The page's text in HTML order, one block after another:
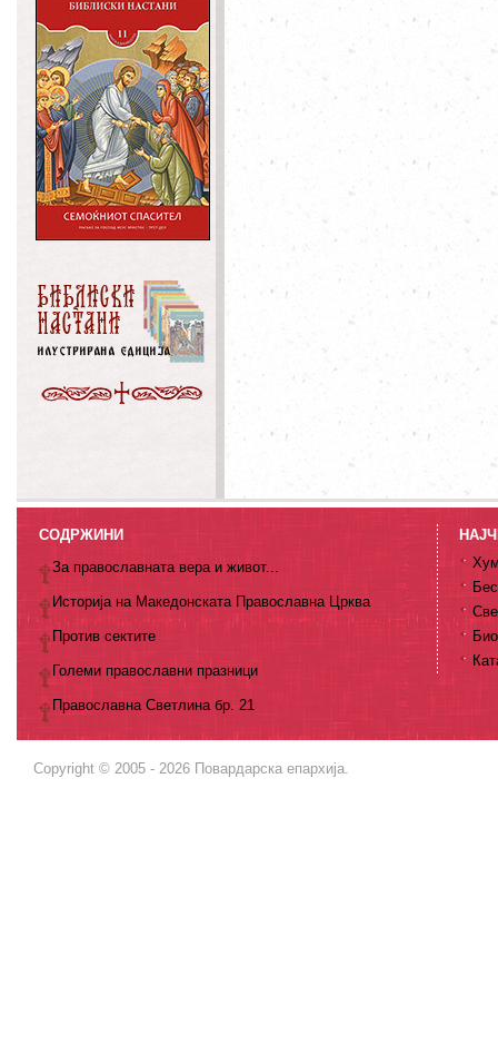
СОДРЖИНИ
За православната вера и живот...
Историја на Македонската Православна Црква
Против сектите
Големи православни празници
Православна Светлина бр. 21
Copyright © 2005 - 2026 Повардарска епархија.